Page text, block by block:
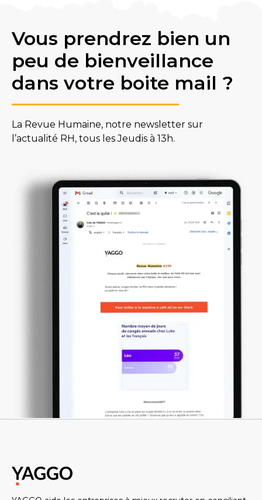
Vous prendrez bien un
peu de bienveillance
dans votre boite mail ?
La Revue Humaine, notre newsletter sur
l’actualité RH, tous les Jeudis à 13h.